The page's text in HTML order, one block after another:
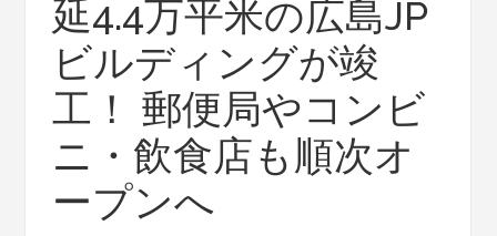
延4.4万平米の広島JP
ビルディングが竣
工！ 郵便局やコンビ
ニ・飲食店も順次オ
ープンへ